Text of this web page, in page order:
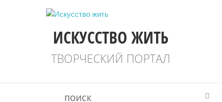
ИСКУССТВО ЖИТЬ
ТВОРЧЕСКИЙ ПОРТАЛ